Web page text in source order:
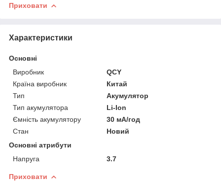
Приховати
Характеристики
Основні
Виробник
QCY
Країна виробник
Китай
Тип
Акумулятор
Тип акумулятора
Li-Ion
Ємність акумулятору
30 мА/год
Стан
Новий
Основні атрибути
Напруга
3.7
Приховати